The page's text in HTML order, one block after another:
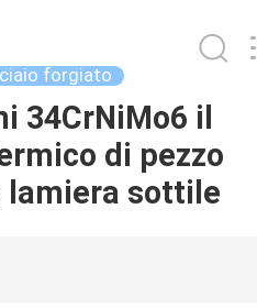
forgiato
34CrNiMo6 il
di pezzo
sottile